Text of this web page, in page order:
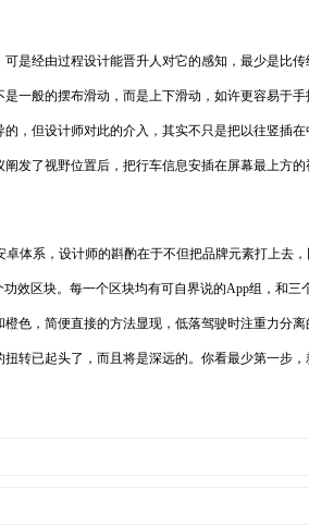
是经由过程设计能晋升人对它的感知，最少是比传
一般的摆布滑动，而是上下滑动，如许更容易于手
，但设计师对此的介入，其实不只是把以往竖插
发了视野位置后，把行车信息安插在屏幕最上
体系，设计师的斟酌在于不但把品牌元素打上去，
效区块。每一个区块均有可自界说的App组，和
色，简便直接的方法显现，低落驾驶时注重力分离
转已起头了，而且将是深远的。你看最少第一步